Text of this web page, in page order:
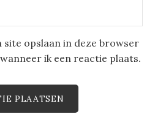
site opslaan in deze browser
ik een reactie plaats.